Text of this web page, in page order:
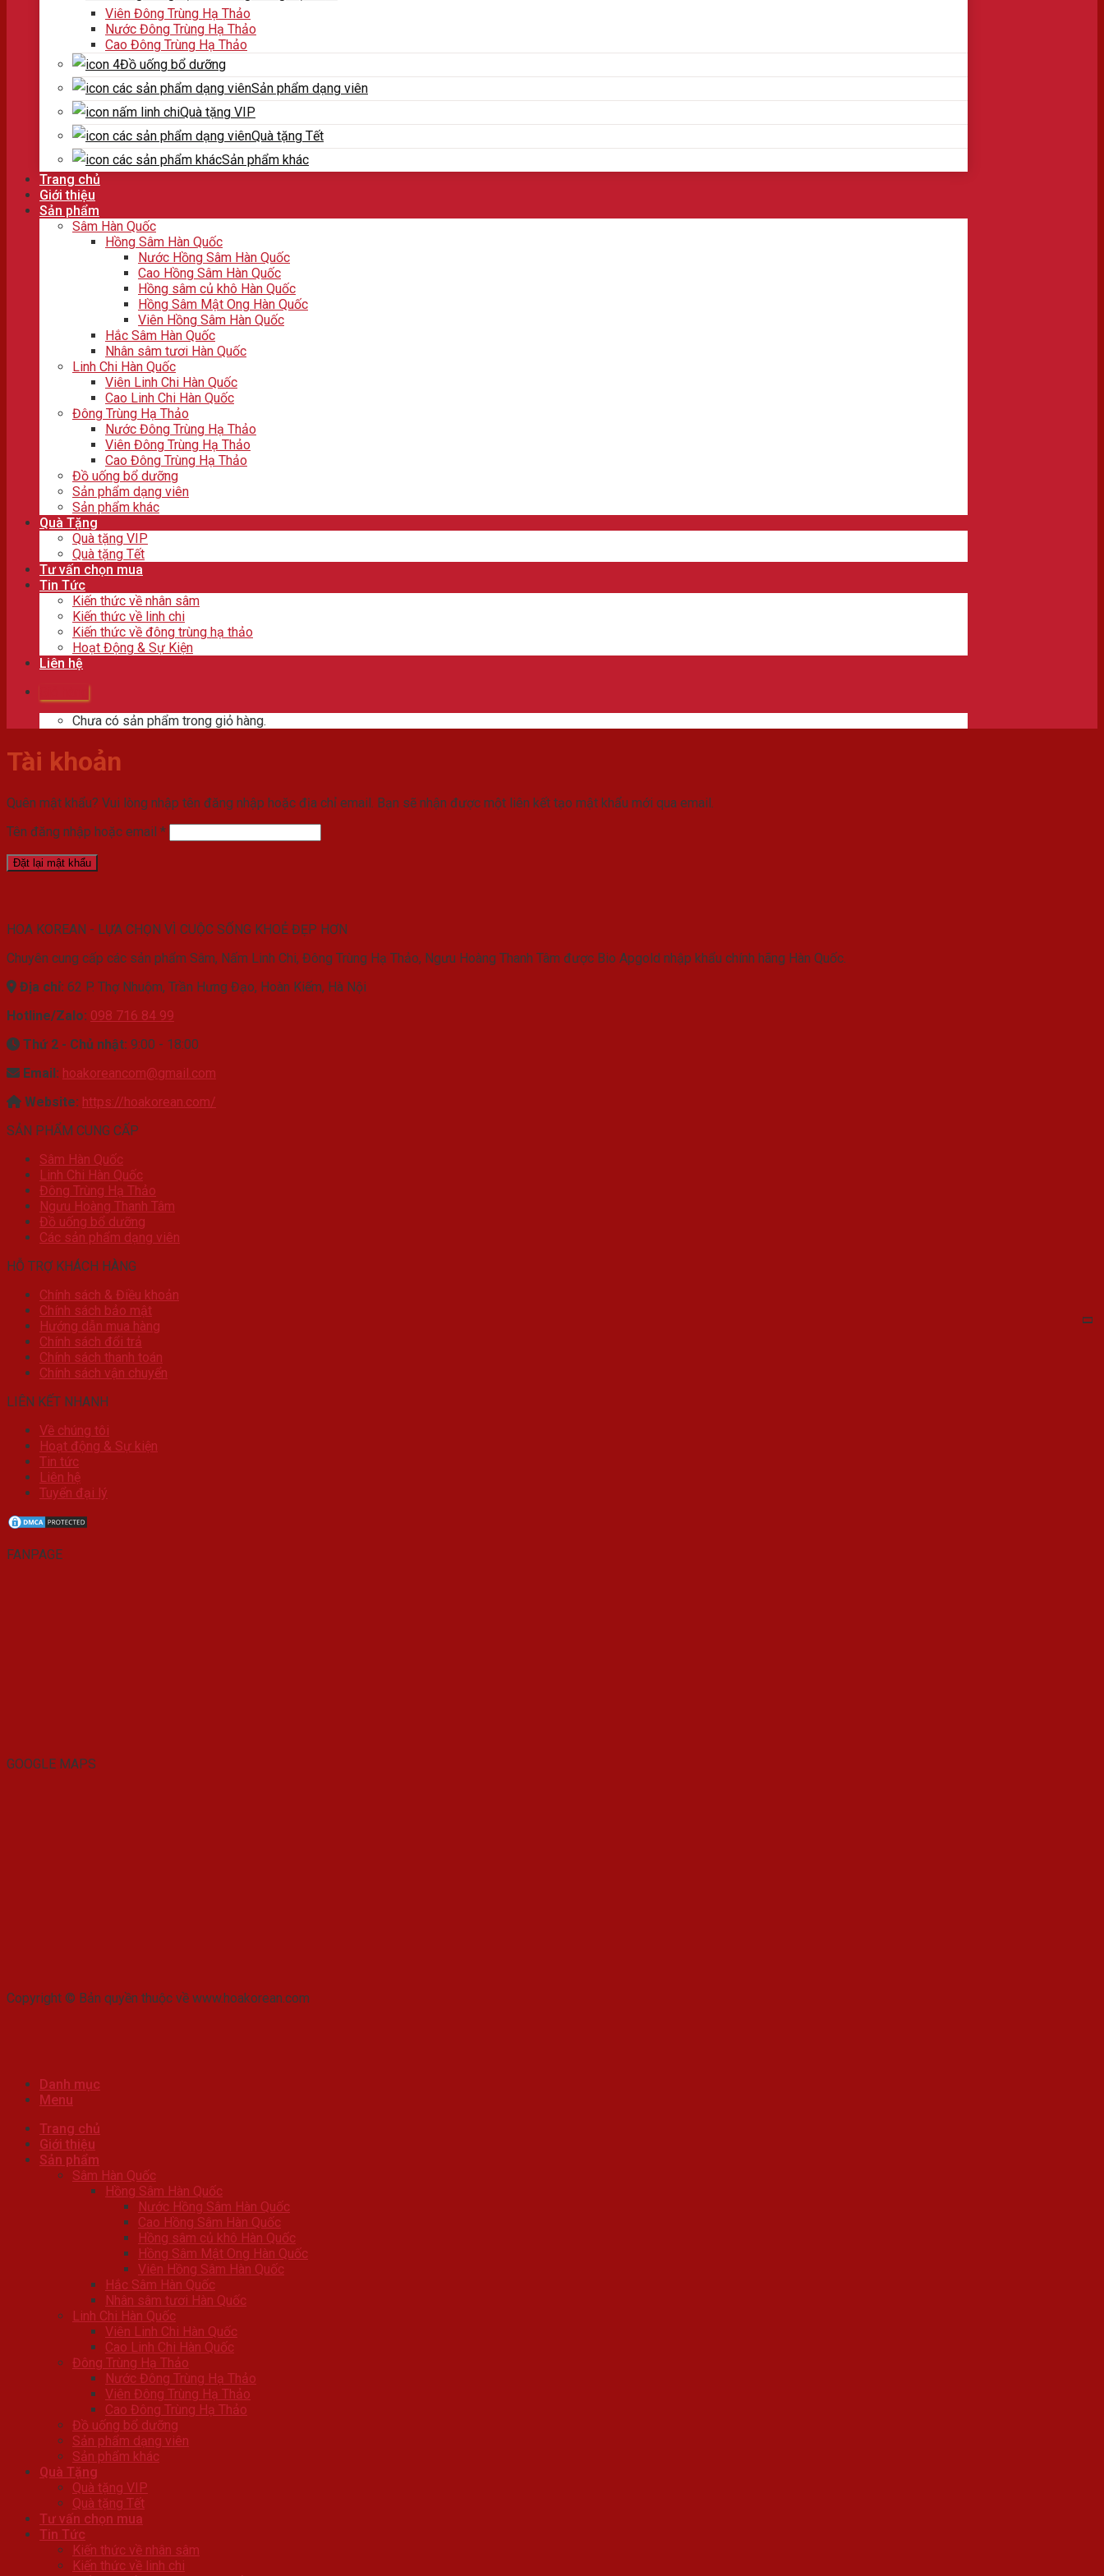
Viên Đông Trùng Hạ Thảo
Nước Đông Trùng Hạ Thảo
Cao Đông Trùng Hạ Thảo
Đồ uống bổ dưỡng
Sản phẩm dạng viên
Quà tặng VIP
Quà tặng Tết
Sản phẩm khác
Trang chủ
Giới thiệu
Sản phẩm
Sâm Hàn Quốc
Hồng Sâm Hàn Quốc
Nước Hồng Sâm Hàn Quốc
Cao Hồng Sâm Hàn Quốc
Hồng sâm củ khô Hàn Quốc
Hồng Sâm Mật Ong Hàn Quốc
Viên Hồng Sâm Hàn Quốc
Hắc Sâm Hàn Quốc
Nhân sâm tươi Hàn Quốc
Linh Chi Hàn Quốc
Viên Linh Chi Hàn Quốc
Cao Linh Chi Hàn Quốc
Đông Trùng Hạ Thảo
Nước Đông Trùng Hạ Thảo
Viên Đông Trùng Hạ Thảo
Cao Đông Trùng Hạ Thảo
Đồ uống bổ dưỡng
Sản phẩm dạng viên
Sản phẩm khác
Quà Tặng
Quà tặng VIP
Quà tặng Tết
Tư vấn chọn mua
Tin Tức
Kiến thức về nhân sâm
Kiến thức về linh chi
Kiến thức về đông trùng hạ thảo
Hoạt Động & Sự Kiện
Liên hệ
Chưa có sản phẩm trong giỏ hàng.
Tài khoản
Quên mật khẩu? Vui lòng nhập tên đăng nhập hoặc địa chỉ email. Bạn sẽ nhận được một liên kết tạo mật khẩu mới qua email.
Tên đăng nhập hoặc email *Bắt
buộc
Đặt lại mật khẩu
HOA KOREAN - LỰA CHỌN VÌ CUỘC SỐNG KHOẺ ĐẸP HƠN
Chuyên cung cấp các sản phẩm Sâm, Nấm Linh Chi, Đông Trùng Hạ Thảo, Ngưu Hoàng Thanh Tâm được Bio Apgold nhập khẩu chính hãng Hàn Quốc.
Địa chỉ: 62 P. Thợ Nhuộm, Trần Hưng Đạo, Hoàn Kiếm, Hà Nội
Hotline/Zalo: 098 716 84 99
Thứ 2 - Chủ nhật: 9:00 - 18:00
Email: hoakoreancom@gmail.com
Website: https://hoakorean.com/
SẢN PHẨM CUNG CẤP
Sâm Hàn Quốc
Linh Chi Hàn Quốc
Đông Trùng Hạ Thảo
Ngưu Hoàng Thanh Tâm
Đồ uống bổ dưỡng
Các sản phẩm dạng viên
HỖ TRỢ KHÁCH HÀNG
Chính sách & Điều khoản
Chính sách bảo mật
Hướng dẫn mua hàng
Chính sách đổi trả
Chính sách thanh toán
Chính sách vận chuyển
LIÊN KẾT NHANH
Về chúng tôi
Hoạt động & Sự kiện
Tin tức
Liên hệ
Tuyển đại lý
FANPAGE
GOOGLE MAPS
Copyright © Bản quyền thuộc về www.hoakorean.com
Danh mục
Menu
Trang chủ
Giới thiệu
Sản phẩm
Sâm Hàn Quốc
Hồng Sâm Hàn Quốc
Nước Hồng Sâm Hàn Quốc
Cao Hồng Sâm Hàn Quốc
Hồng sâm củ khô Hàn Quốc
Hồng Sâm Mật Ong Hàn Quốc
Viên Hồng Sâm Hàn Quốc
Hắc Sâm Hàn Quốc
Nhân sâm tươi Hàn Quốc
Linh Chi Hàn Quốc
Viên Linh Chi Hàn Quốc
Cao Linh Chi Hàn Quốc
Đông Trùng Hạ Thảo
Nước Đông Trùng Hạ Thảo
Viên Đông Trùng Hạ Thảo
Cao Đông Trùng Hạ Thảo
Đồ uống bổ dưỡng
Sản phẩm dạng viên
Sản phẩm khác
Quà Tặng
Quà tặng VIP
Quà tặng Tết
Tư vấn chọn mua
Tin Tức
Kiến thức về nhân sâm
Kiến thức về linh chi